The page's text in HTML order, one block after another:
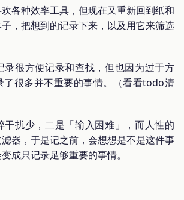
各种效率工具，但现在又重新回到纸和
，把想到的记录下来，以及用它来筛选
录很方便记录和查找，但也因为过于方
了很多并不重要的事情。（看看todo清
干扰少，二是「输入困难」，而人性的
滤器，于是记之前，会想想是不是这件事
成只记录足够重要的事情。